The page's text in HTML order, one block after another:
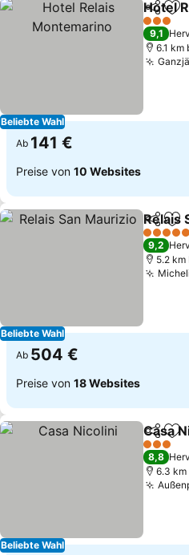
Beliebte Wahl
TeilenZu
Hotel
3 Sterne
9,1
6.1 km
Ab 141 €
Preise von 10 Websites
Beliebte Wahl
TeilenZu
Relais
5 Sterne
9,2
5.2
Ab 504 €
Preise von 18 Websites
Beliebte Wahl
TeilenZu
Casa
3 Sterne
8,8
6.3 km